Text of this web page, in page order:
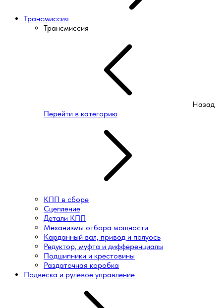
Трансмиссия
Трансмиссия
Назад
Перейти в категорию
КПП в сборе
Сцепление
Детали КПП
Механизмы отбора мощности
Карданный вал, привод и полуось
Редуктор, муфта и дифференциалы
Подшипники и крестовины
Раздаточная коробка
Подвеска и рулевое управление